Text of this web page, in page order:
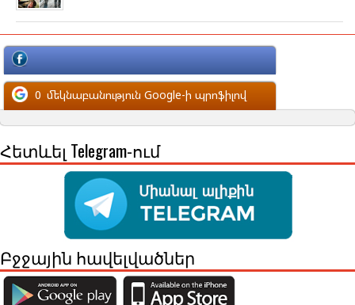
մեկնաբանություն Facebook-ի պրոֆիլով
0 մեկնաբանություն Google-ի պրոֆիլով
Հետևել Telegram-ում
Բջջային հավելվածներ